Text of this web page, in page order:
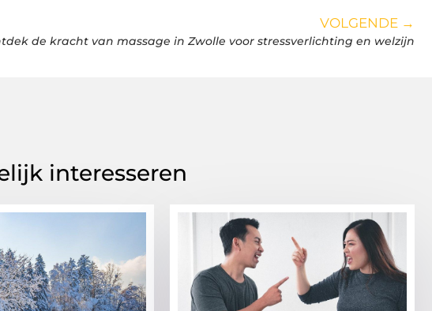
VOLGENDE →
de kracht van massage in Zwolle voor stressverlichting en welzijn
interesseren